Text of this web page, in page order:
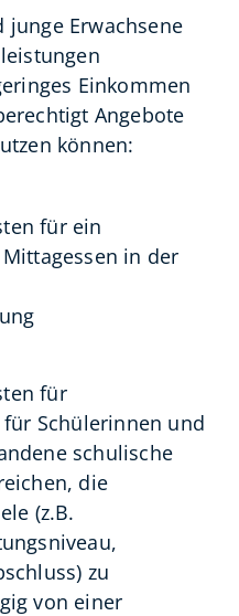
junge Erwachsene
Einkommen
Angebote
können:
für ein
in der
für
Schülerinnen und
schulische
die
(z.B.
zu
von einer